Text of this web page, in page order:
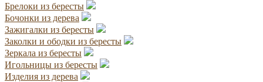
Брелоки из бересты
Бочонки из дерева
Зажигалки из бересты
Заколки и ободки из бересты
Зеркала из бересты
Игольницы из бересты
Изделия из дерева